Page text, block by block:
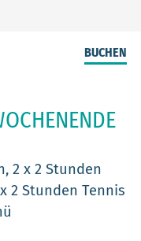
BUCHEN
2 x 2 Stunden
2 Stunden Tennis